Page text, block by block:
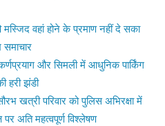
मस्जिद वहां होने के प्रमाण नहीं दे सका
और सिमली में आधुनिक पार्किंग
हरी झंडी
खत्री परिवार को पुलिस अभिरक्षा में
अति महत्वपूर्ण विश्लेषण